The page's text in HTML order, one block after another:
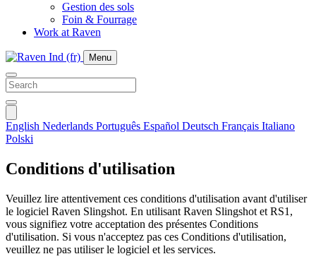
Gestion des sols
Foin & Fourrage
Work at Raven
Menu
English Nederlands Português Español Deutsch Français Italiano
Polski
Conditions d'utilisation
Veuillez lire attentivement ces conditions d'utilisation avant d'utiliser
le logiciel Raven Slingshot. En utilisant Raven Slingshot et RS1,
vous signifiez votre acceptation des présentes Conditions
d'utilisation. Si vous n'acceptez pas ces Conditions d'utilisation,
veuillez ne pas utiliser le logiciel et les services.